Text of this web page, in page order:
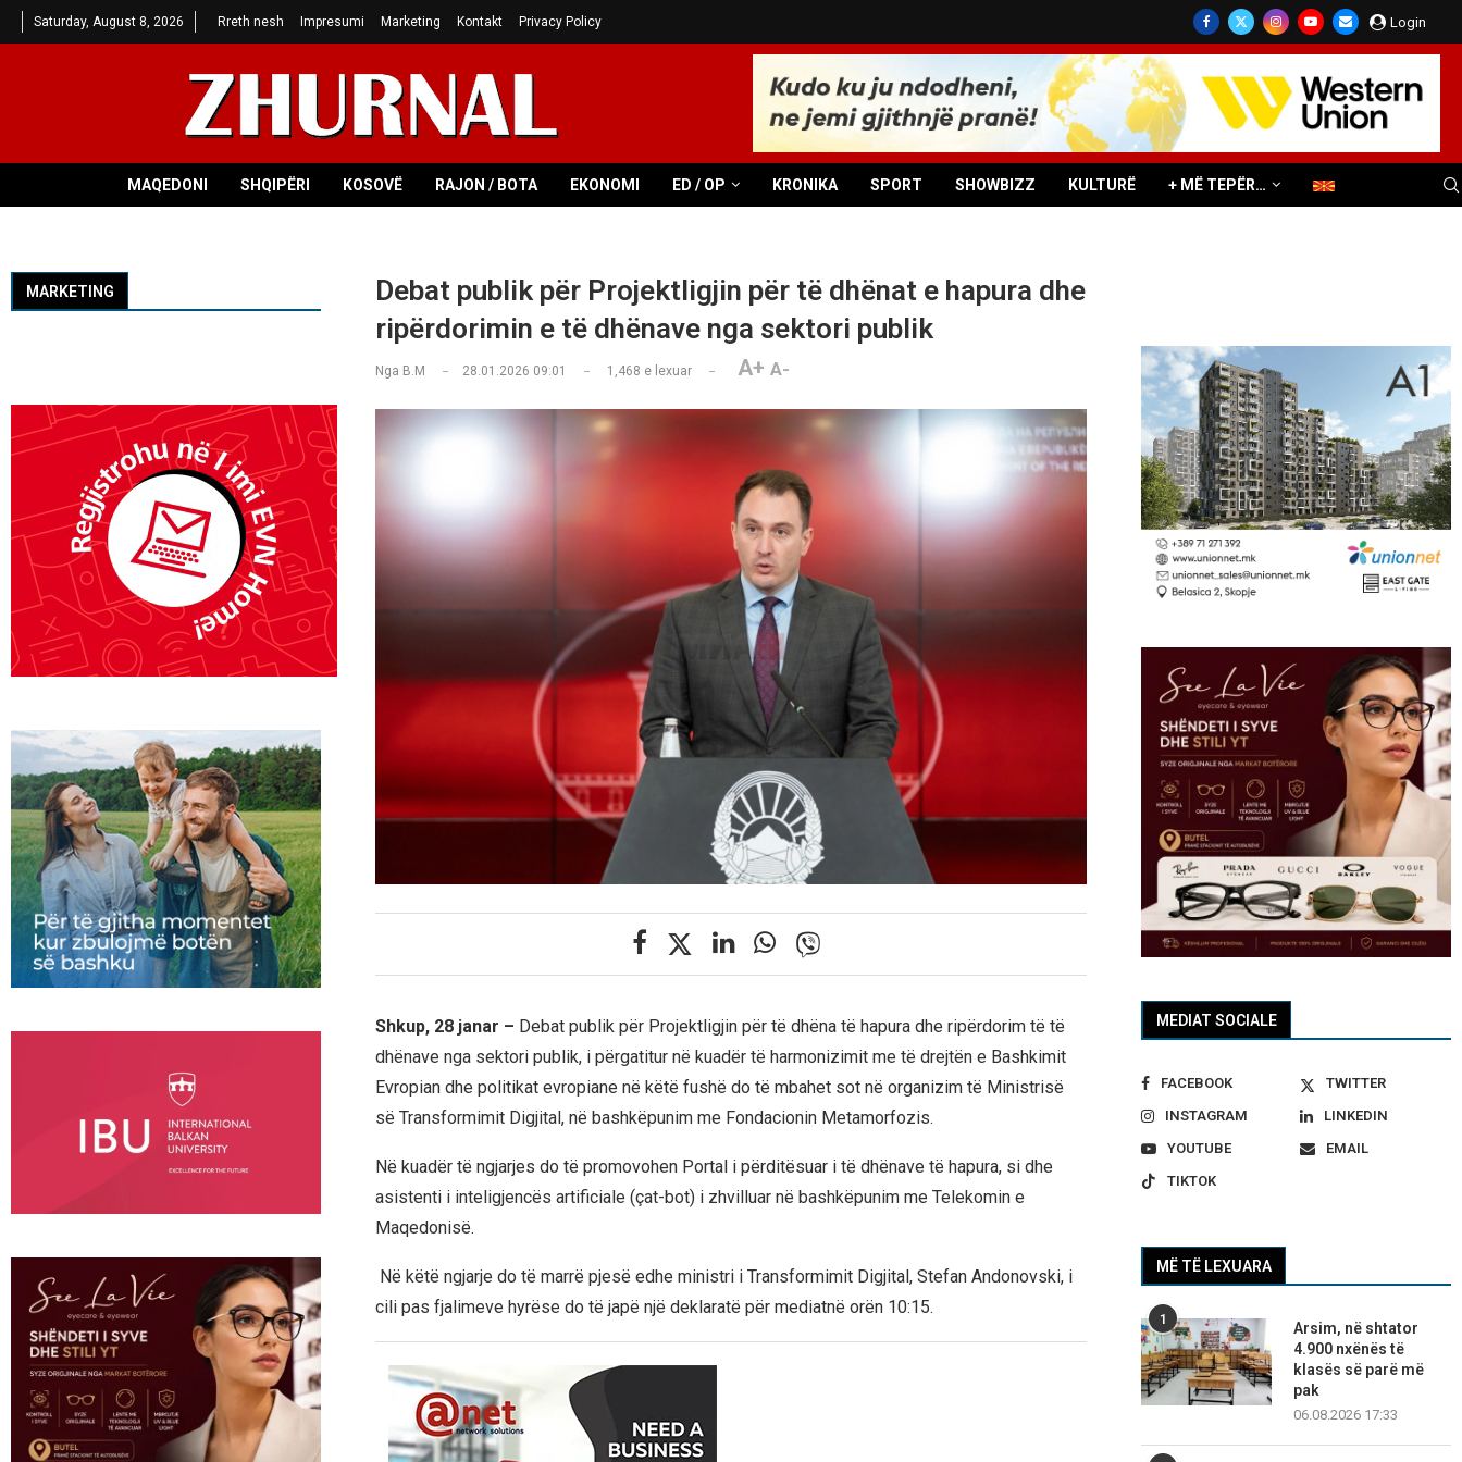
Saturday, August 8, 2026 Rreth nesh Impresumi Marketing Kontakt Privacy Policy Login
MAQEDONI SHQIPËRI KOSOVË RAJON / BOTA EKONOMI ED / OP KRONIKA SPORT SHOWBIZZ KULTURË + MË TEPËR…
Debat publik për Projektligjin për të dhënat e hapura dhe
ripërdorimin e të dhënave nga sektori publik
Nga B.M 28.01.2026 09:01 1,468 e lexuar A+ A-
Shkup, 28 janar – Debat publik për Projektligjin për të dhëna të hapura dhe ripërdorim të të
dhënave nga sektori publik, i përgatitur në kuadër të harmonizimit me të drejtën e Bashkimit
Evropian dhe politikat evropiane në këtë fushë do të mbahet sot në organizim të Ministrisë
së Transformimit Digjital, në bashkëpunim me Fondacionin Metamorfozis.
Në kuadër të ngjarjes do të promovohen Portal i përditësuar i të dhënave të hapura, si dhe
asistenti i inteligjencës artificiale (çat-bot) i zhvilluar në bashkëpunim me Telekomin e
Maqedonisë.
Në këtë ngjarje do të marrë pjesë edhe ministri i Transformimit Digjital, Stefan Andonovski, i
cili pas fjalimeve hyrëse do të japë një deklaratë për mediatnë orën 10:15.
MEDIAT SOCIALE
FACEBOOK
TWITTER
INSTAGRAM
LINKEDIN
YOUTUBE
EMAIL
TIKTOK
MË TË LEXUARA
1
Arsim, në shtator
4.900 nxënës të
klasës së parë më
pak
06.08.2026 17:33
MARKETING